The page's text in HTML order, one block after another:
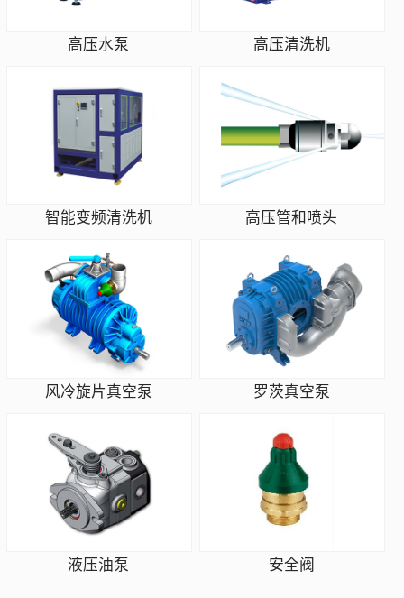
高压水泵 高压清洗机
智能变频清洗机 高压管和喷头
风冷旋片真空泵 罗茨真空泵
液压油泵 安全阀